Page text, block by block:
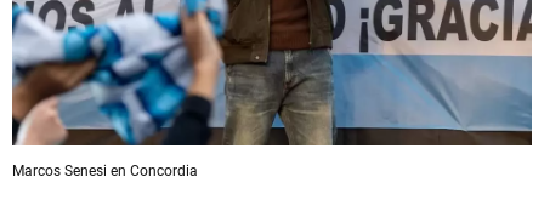
Marcos Senesi en Concordia